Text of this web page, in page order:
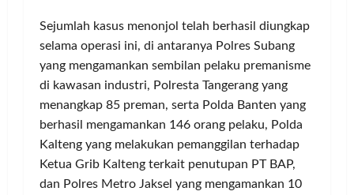
Sejumlah kasus menonjol telah berhasil diungkap
selama operasi ini, di antaranya Polres Subang
yang mengamankan sembilan pelaku premanisme
di kawasan industri, Polresta Tangerang yang
menangkap 85 preman, serta Polda Banten yang
berhasil mengamankan 146 orang pelaku, Polda
Kalteng yang melakukan pemanggilan terhadap
Ketua Grib Kalteng terkait penutupan PT BAP,
dan Polres Metro Jaksel yang mengamankan 10